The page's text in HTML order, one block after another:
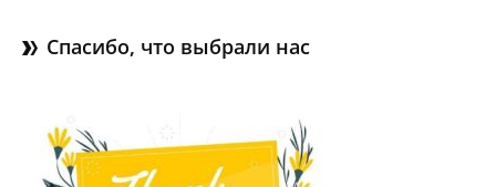
Спасибо, что выбрали нас